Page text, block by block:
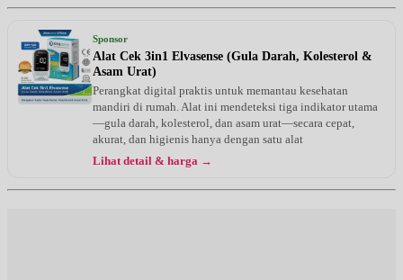
Sponsor
Alat Cek 3in1 Elvasense (Gula Darah, Kolesterol &
Asam Urat)
Perangkat digital praktis untuk memantau kesehatan
mandiri di rumah. Alat ini mendeteksi tiga indikator utama
—gula darah, kolesterol, dan asam urat—secara cepat,
akurat, dan higienis hanya dengan satu alat
Lihat detail & harga →